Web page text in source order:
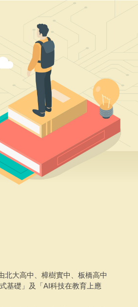
北大高中、樟樹實中、板橋高中
基礎」及「AI科技在教育上應